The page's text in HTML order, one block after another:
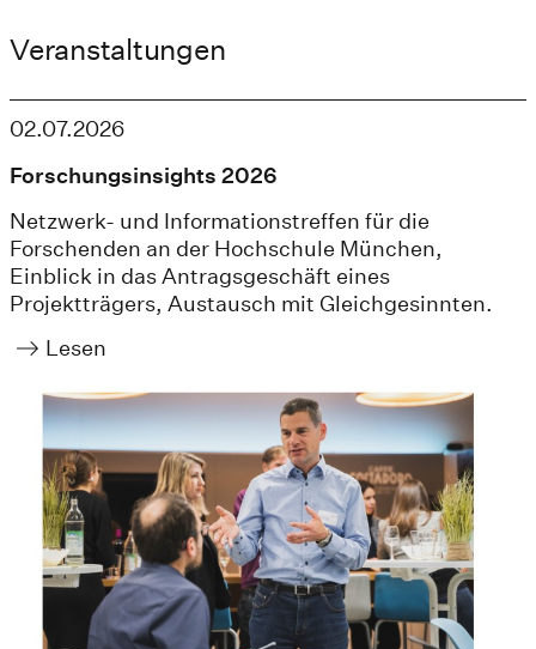
Veranstaltungen
02.07.2026
Forschungsinsights 2026
Netzwerk- und Informationstreffen für die
Forschenden an der Hochschule München,
Einblick in das Antragsgeschäft eines
Projektträgers, Austausch mit Gleichgesinnten.
Lesen